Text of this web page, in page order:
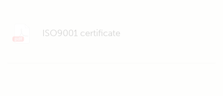
ISO9001 certificate